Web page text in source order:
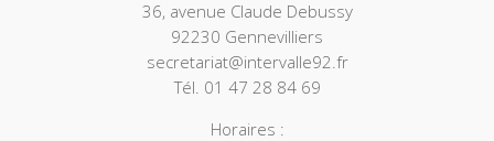
36, avenue Claude Debussy
92230 Gennevilliers
secretariat@intervalle92.fr
Tél. 01 47 28 84 69
Horaires :